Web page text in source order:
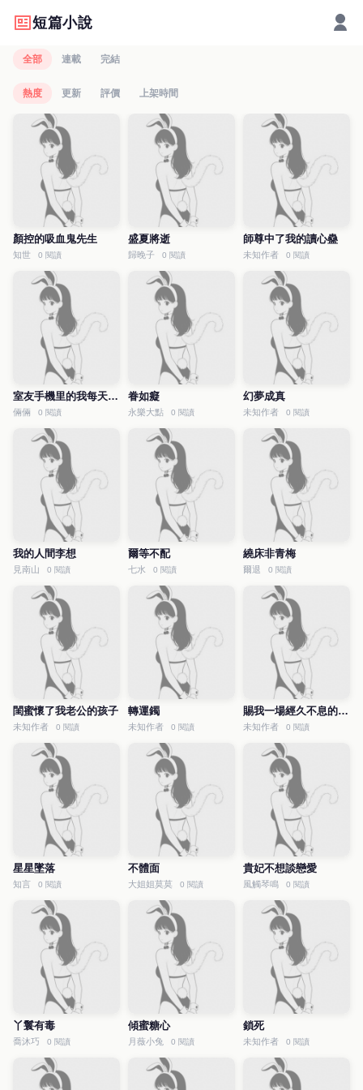
短篇小說
全部 連載 完結
熱度 更新 評價 上架時間
顏控的吸血鬼先生
知世 0 閱讀
盛夏將逝
歸晚子 0 閱讀
師尊中了我的讀心蠱
未知作者 0 閱讀
室友手機里的我每天都在說騷話
倆倆 0 閱讀
眷如癡
永樂大點 0 閱讀
幻夢成真
未知作者 0 閱讀
我的人間李想
見南山 0 閱讀
爾等不配
七水 0 閱讀
繞床非青梅
爾退 0 閱讀
閨蜜懷了我老公的孩子
未知作者 0 閱讀
轉運鐲
未知作者 0 閱讀
賜我一場經久不息的南風
未知作者 0 閱讀
星星墜落
知言 0 閱讀
不體面
大姐姐莫莫 0 閱讀
貴妃不想談戀愛
風觸琴鳴 0 閱讀
丫鬟有毒
喬沐巧 0 閱讀
傾蜜糖心
月薇小兔 0 閱讀
鎖死
未知作者 0 閱讀